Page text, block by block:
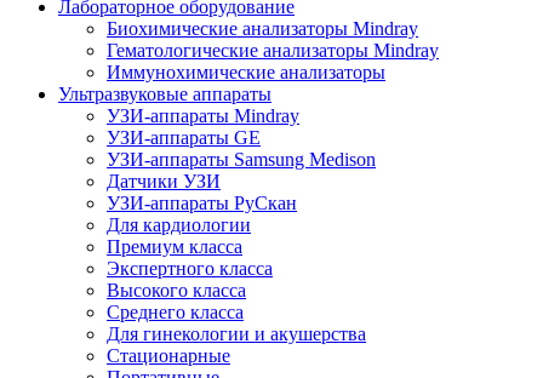
Лабораторное оборудование
Биохимические анализаторы Mindray
Гематологические анализаторы Mindray
Иммунохимические анализаторы
Ультразвуковые аппараты
УЗИ-аппараты Mindray
УЗИ-аппараты GE
УЗИ-аппараты Samsung Medison
Датчики УЗИ
УЗИ-аппараты РуСкан
Для кардиологии
Премиум класса
Экспертного класса
Высокого класса
Среднего класса
Для гинекологии и акушерства
Стационарные